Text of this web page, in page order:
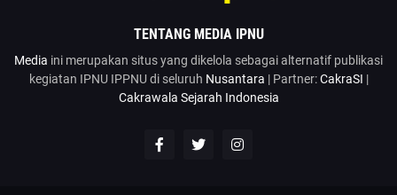
TENTANG MEDIA IPNU
Media ini merupakan situs yang dikelola sebagai alternatif publikasi
kegiatan IPNU IPPNU di seluruh Nusantara | Partner:CakraSI |
Cakrawala Sejarah Indonesia